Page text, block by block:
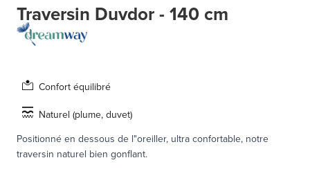
Traversin Duvdor - 140 cm
Confort équilibré
Naturel (plume, duvet)
Positionné en dessous de l"oreiller, ultra confortable, notre
traversin naturel bien gonflant.